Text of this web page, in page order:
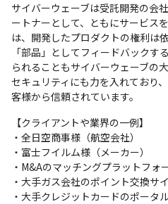
サイバーウェーブは受託開発の会
ートナーとして、ともにサービス
は、開発したプロダクトの権利は
「部品」としてフィードバックす
られることもサイバーウェーブの
セキュリティにも力を入れており
客様から信頼されています。
【クライアントや業界の一例】
・全日空商事様（航空会社）
・富士フイルム様（メーカー）
・M&Aのマッチングプラットフォ
・大手ガス会社のポイント交換サ
・大手クレジットカードのポータ